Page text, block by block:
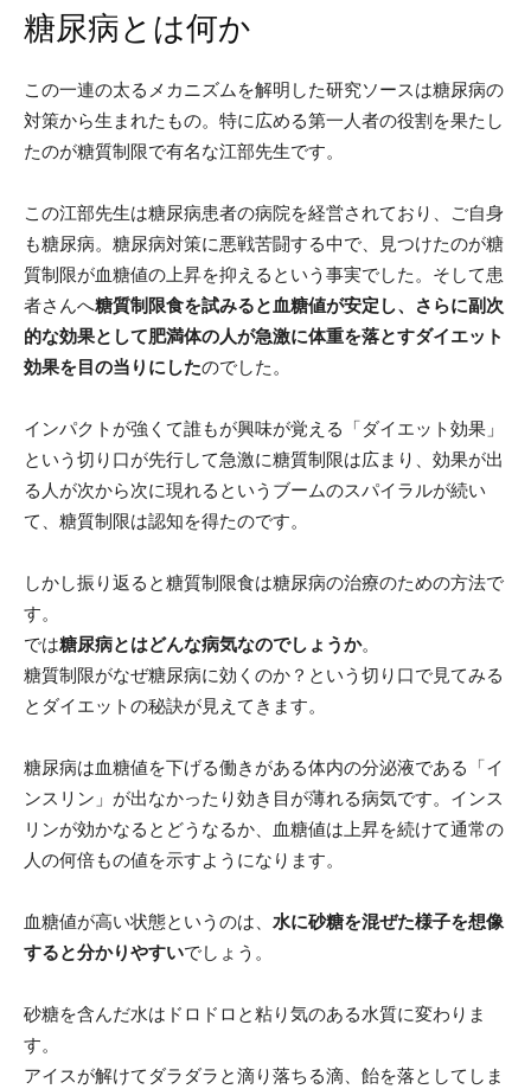
糖尿病とは何か
この一連の太るメカニズムを解明した研究ソースは糖尿病の
対策から生まれたもの。特に広める第一人者の役割を果たし
たのが糖質制限で有名な江部先生です。
この江部先生は糖尿病患者の病院を経営されており、ご自身
も糖尿病。糖尿病対策に悪戦苦闘する中で、見つけたのが糖
質制限が血糖値の上昇を抑えるという事実でした。そして患
者さんへ糖質制限食を試みると血糖値が安定し、さらに副次
的な効果として肥満体の人が急激に体重を落とすダイエット
効果を目の当りにしたのでした。
インパクトが強くて誰もが興味が覚える「ダイエット効果」
という切り口が先行して急激に糖質制限は広まり、効果が出
る人が次から次に現れるというブームのスパイラルが続い
て、糖質制限は認知を得たのです。
しかし振り返ると糖質制限食は糖尿病の治療のための方法で
す。
では糖尿病とはどんな病気なのでしょうか。
糖質制限がなぜ糖尿病に効くのか？という切り口で見てみる
とダイエットの秘訣が見えてきます。
糖尿病は血糖値を下げる働きがある体内の分泌液である「イ
ンスリン」が出なかったり効き目が薄れる病気です。インス
リンが効かなるとどうなるか、血糖値は上昇を続けて通常の
人の何倍もの値を示すようになります。
血糖値が高い状態というのは、 水に砂糖を混ぜた様子を想像
すると分かりやすいでしょう。
砂糖を含んだ水はドロドロと粘り気のある水質に変わりま
す。
アイスが解けてダラダラと滴り落ちる滴、飴を落としてしま